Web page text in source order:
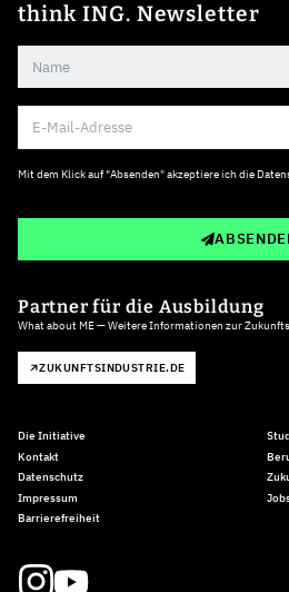
think ING. Newsletter
Mit dem Klick auf "Absenden" akzeptiere ich die
Partner für die Ausbildung
What about ME — Weitere Informationen zur
ZUKUNFTSINDUSTRIE.DE
Die Initiative
Kontakt
Datenschutz
Impressum
Barrierefreiheit